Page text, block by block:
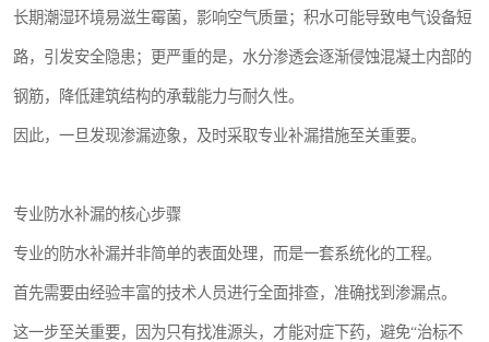
长期潮湿环境易滋生霉菌，影响空气质量；积水可能导致电气设备短
路，引发安全隐患；更严重的是，水分渗透会逐渐侵蚀混凝土内部的
钢筋，降低建筑结构的承载能力与耐久性。
因此，一旦发现渗漏迹象，及时采取专业补漏措施至关重要。
专业防水补漏的核心步骤
专业的防水补漏并非简单的表面处理，而是一套系统化的工程。
首先需要由经验丰富的技术人员进行全面排查，准确找到渗漏点。
这一步至关重要，因为只有找准源头，才能对症下药，避免“治标不